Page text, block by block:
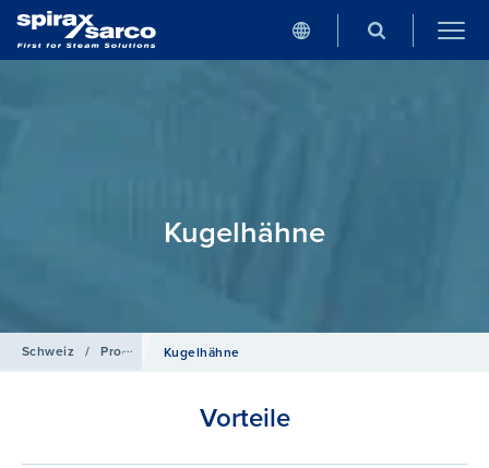
Kugelhähne
Schweiz / Produkte / Absperrventile
Kugelhähne
Vorteile